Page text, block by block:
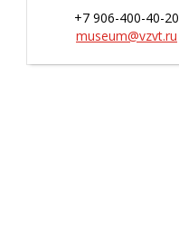
+7 906-400-40-20
museum@vzvt.ru